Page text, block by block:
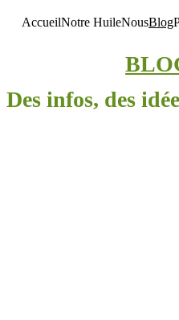
AccueilNotre HuileNousBlog
Des infos, des